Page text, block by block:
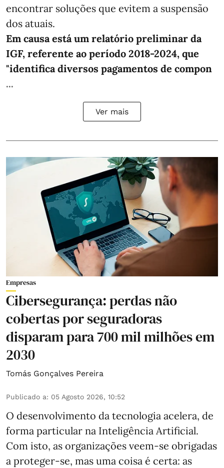
encontrar soluções que evitem a suspensão
dos atuais.
Em causa está um relatório preliminar da
IGF, referente ao período 2018-2024, que
"identifica diversos pagamentos de compon
...
Ver mais
Empresas
Cibersegurança: perdas não
cobertas por seguradoras
disparam para 700 mil milhões em
2030
Tomás Gonçalves Pereira
Publicado a: 05 Agosto 2026, 10:52
O desenvolvimento da tecnologia acelera, de
forma particular na Inteligência Artificial.
Com isto, as organizações veem-se obrigadas
a proteger-se, mas uma coisa é certa: as